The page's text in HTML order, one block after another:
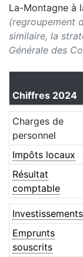
La-Montagne à
(regroupement
similaire, la
Générale des
Chiffres 2024
Charges de
personnel
Impôts locaux
Résultat
comptable
Investissements
Emprunts
souscrits